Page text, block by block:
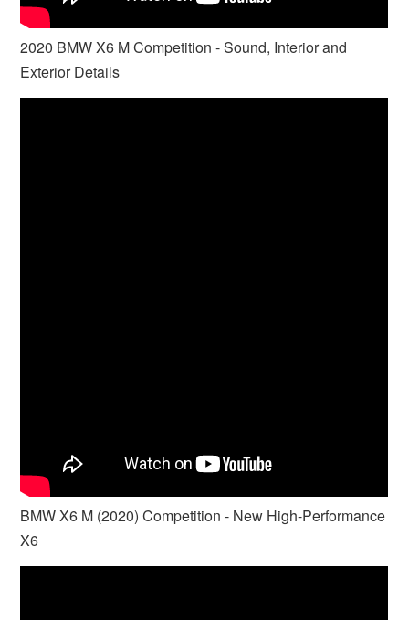
2020 BMW X6 M Competition - Sound, Interior and
Exterior Details
BMW X6 M (2020) Competition - New High-Performance
X6